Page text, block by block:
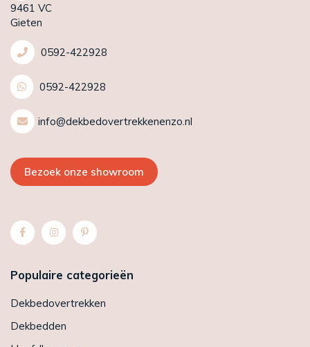
9461 VC
Gieten
0592-422928
0592-422928
info@dekbedovertrekkenenzo.nl
Bezoek onze showroom
Populaire categorieën
Dekbedovertrekken
Dekbedden